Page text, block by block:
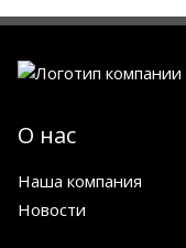
О нас
Наша компания
Новости